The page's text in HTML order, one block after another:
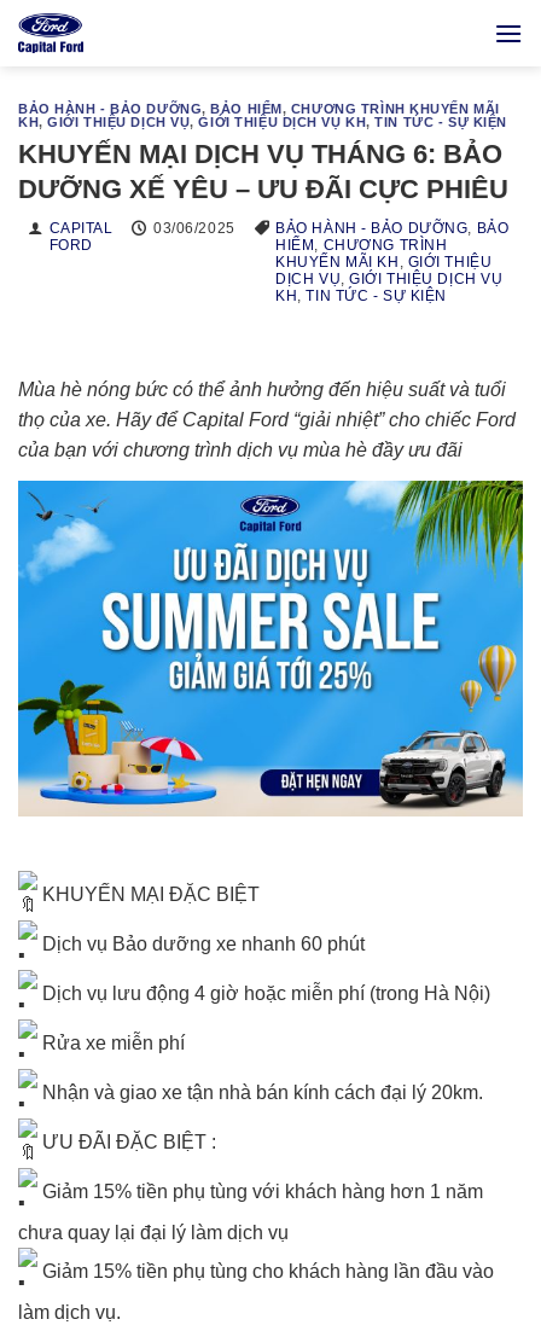
qua
dungBẢO HÀNH - BẢO DƯỠNG,BẢO HIỂM, CHƯƠNG TRÌNH KHUYẾN MÃI
KH,GIỚI THIỆU DỊCH VỤ,GIỚI THIỆU DỊCH VỤ KH,TIN TỨC - SỰ KIỆN
KHUYẾN MẠI DỊCH VỤ THÁNG 6: BẢO
DƯỠNG XẾ YÊU – ƯU ĐÃI CỰC PHIÊU
CAPITAL
FORD
03/06/2025 BẢO HÀNH - BẢO DƯỠNG
BẢO
HIỂM
CHƯƠNG TRÌNH
KHUYẾN MÃI KH
GIỚI THIỆU
DỊCH VỤ ,GIỚI THIỆU DỊCH VỤ
KH ,TIN TỨC - SỰ KIỆN
Mùa hè nóng bức có thể ảnh hưởng đến hiệu suất và tuổi
thọ của xe. Hãy để Capital Ford “giải nhiệt” cho chiếc Ford
của bạn với chương trình dịch vụ mùa hè đầy ưu đãi
KHUYẾN MẠI ĐẶC BIỆT
Dịch vụ Bảo dưỡng xe nhanh 60 phút
Dịch vụ lưu động 4 giờ hoặc miễn phí (trong Hà Nội)
Rửa xe miễn phí
Nhận và giao xe tận nhà bán kính cách đại lý 20km.
ƯU ĐÃI ĐẶC BIỆT :
Giảm 15% tiền phụ tùng với khách hàng hơn 1 năm
chưa quay lại đại lý làm dịch vụ
Giảm 15% tiền phụ tùng cho khách hàng lần đầu vào
làm dịch vụ.